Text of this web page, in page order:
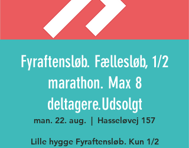
Fyraftensløb. Fællesløb, 1/2
marathon. Max 8
deltagere.Udsolgt
man. 22. aug.
  |
Hasseløvej 157
Lille hygge Fyraftensløb. Kun 1/2